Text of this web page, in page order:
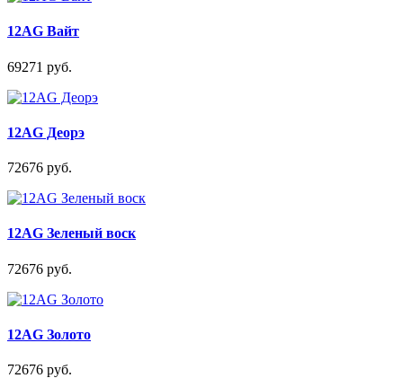
12AG Вайт
69271 руб.
12AG Деорэ
72676 руб.
12AG Зеленый воск
72676 руб.
12AG Золото
72676 руб.